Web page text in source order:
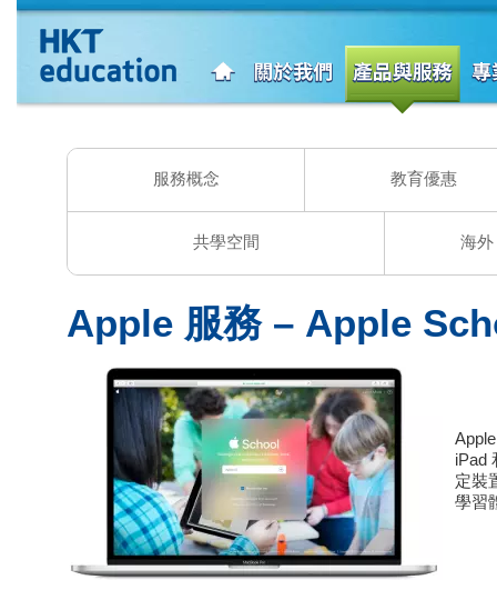
服務概念 教育優惠
共學空間 海外
Apple 服務 – Apple
iPad
定裝
學習